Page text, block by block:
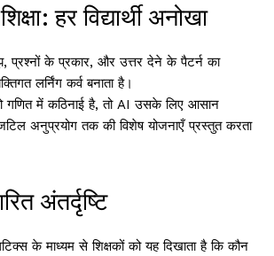
हर विद्यार्थी अनोखा
के प्रकार, और उत्तर देने के पैटर्न का
लर्निंग कर्व बनाता है।
गणित में कठिनाई है, तो AI उसके लिए आसान
अनुप्रयोग तक की विशेष योजनाएँ प्रस्तुत करता
अंतर्दृष्टि
के माध्यम से शिक्षकों को यह दिखाता है कि कौन